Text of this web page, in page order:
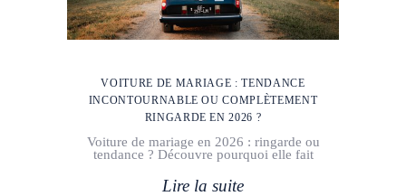
VOITURE DE MARIAGE : TENDANCE
INCONTOURNABLE OU COMPLÈTEMENT
RINGARDE EN 2026 ?
Voiture de mariage en 2026 : ringarde ou
tendance ? Découvre pourquoi elle fait
Lire la suite